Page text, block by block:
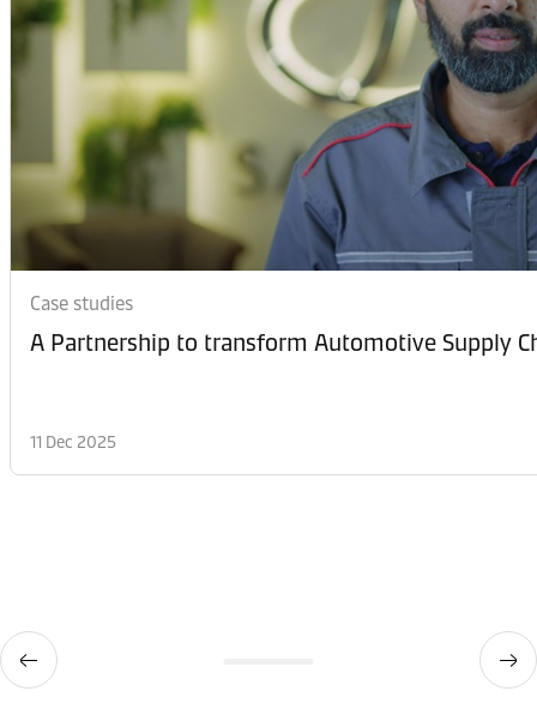
Case studies
A Partnership to transform Automotive Supply
11 Dec 2025